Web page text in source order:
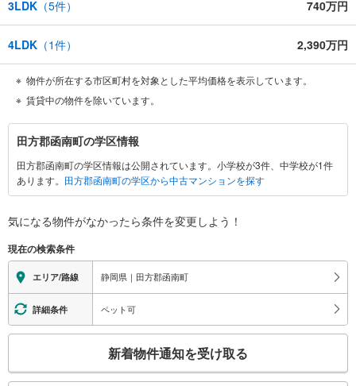
3LDK （5件） 740万円
4LDK （1件） 2,390万円
物件が所在する市区町村を対象とした平均価格を表示しています。
賃貸中の物件を除いています。
田
方
郡
函
町
関
す
る
情
報
田方郡函南町の学区情報
田方郡函南町の学区情報は公開されています。小学校が3件、中学校が1件
あります。 田方郡函南町の学区から中古マンションを探す
気になる物件がなかったら条件を変更しよう！
現在の検索条件
エリア/路線 静岡県｜田方郡函南町
詳細条件 ペット可
検
新着物件通知を受け取る